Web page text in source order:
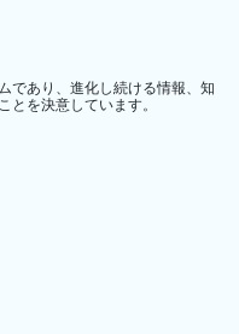
であり、進化し続ける情報、知
とを決意しています。